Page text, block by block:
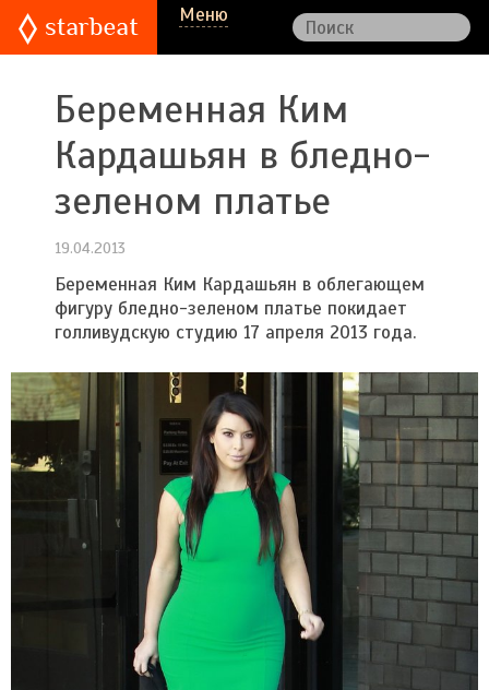
Меню
Беременная Ким
Кардашьян в бледно-
зеленом платье
19.04.2013
Беременная Ким Кардашьян в облегающем
фигуру бледно-зеленом платье покидает
голливудскую студию 17 апреля 2013 года.